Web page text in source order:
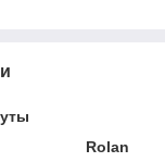
Rolan